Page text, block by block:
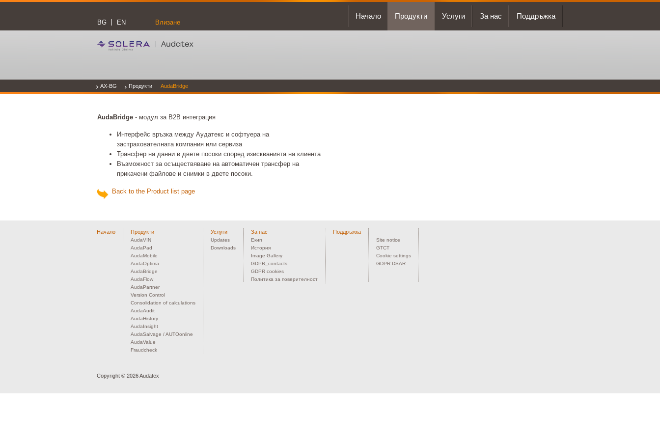
BG EN Влизане
Начало Продукти Услуги За нас Поддръжка
AX-BG Продукти AudaBridge
AudaBridge- модул за B2B интеграция
Интерфейс връзка между Аудатекс и софтуера на
застрахователната компания или сервиза
Трансфер на данни в двете посоки според изискванията на клиента
Възможност за осъществяване на автоматичен трансфер на
прикачени файлове и снимки в двете посоки.
Back to the Product list page
Начало Продукти
AudaVIN
AudaPad
AudaMobile
AudaOptima
AudaBridge
AudaFlow
AudaPartner
Version Control
Consolidation of calculations
AudaAudit
AudaHistory
AudaInsight
AudaSalvage / AUTOonline
AudaValue
Fraudcheck
Услуги
Updates
Downloads
За нас
Екип
История
Image Gallery
GDPR_contacts
GDPR cookies
Политика за поверителност
Поддръжка
Site notice
GTCT
Cookie settings
GDPR DSAR
Copyright © 2026 Audatex